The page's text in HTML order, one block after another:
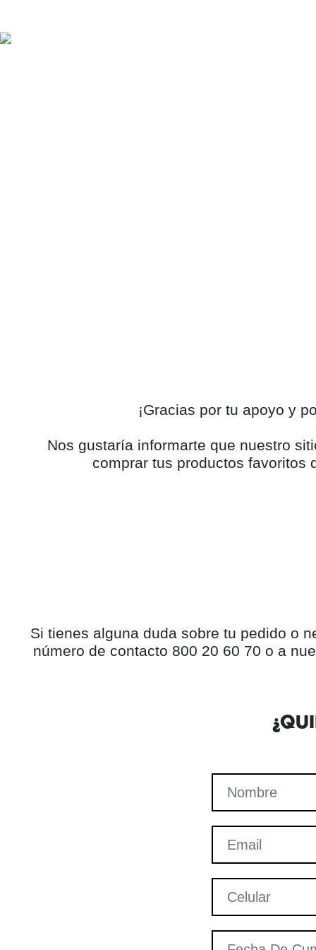
¡Gracias por tu apoyo y
Nos gustaría informarte que nuestro
comprar tus productos favoritos
Si tienes alguna duda sobre tu pedido o
número de contacto 800 20 60 70 o a